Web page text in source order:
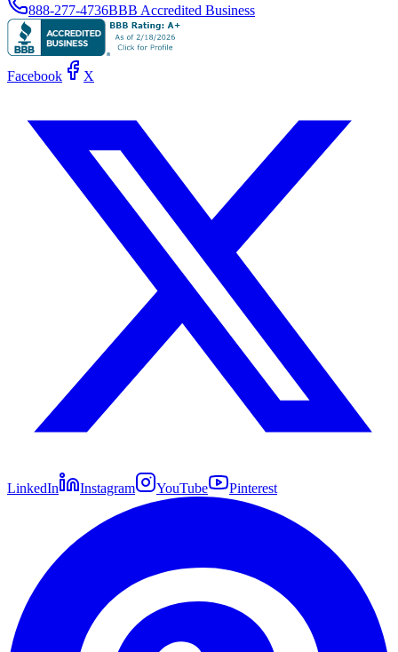
888-277-4736BBB Accredited Business
Facebook X
LinkedIn Instagram YouTube Pinterest